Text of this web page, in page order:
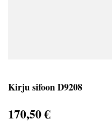
Kirju sifoon D9208
170,50 €